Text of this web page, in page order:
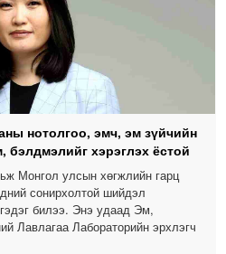
нотолгоо, эмч, эм зүйчийн
бэлдмэлийг хэрэглэх ёстой
Монгол улсын хөгжлийн гарц
сонирхолтой шийдэл
билээ. Энэ удаад Эм,
Лавлагаа Лабораторийн эрхлэгч